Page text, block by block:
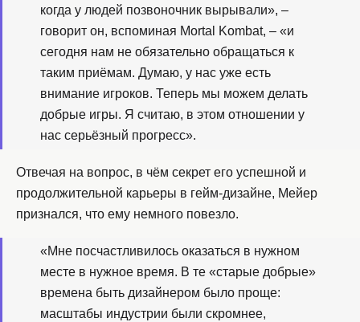
когда у людей позвоночник вырывали», –
говорит он, вспоминая Mortal Kombat, – «и
сегодня нам не обязательно обращаться к
таким приёмам. Думаю, у нас уже есть
внимание игроков. Теперь мы можем делать
добрые игры. Я считаю, в этом отношении у
нас серьёзный прогресс».
Отвечая на вопрос, в чём секрет его успешной и
продолжительной карьеры в гейм-дизайне, Мейер
признался, что ему немного повезло.
«Мне посчастливилось оказаться в нужном
месте в нужное время. В те «старые добрые»
времена быть дизайнером было проще:
масштабы индустрии были скромнее,